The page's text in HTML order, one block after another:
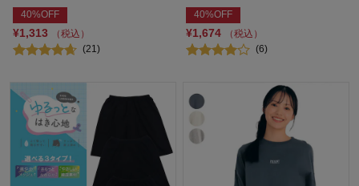
40%OFF
¥1,313
（税込）
(21)
40%OFF
¥1,674
（税込）
(6)